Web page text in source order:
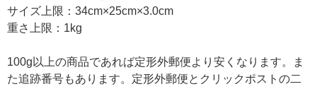
サイズ上限：34cm×25cm×3.0cm
重さ上限：1kg
100g以上の商品であれば定形外郵便より安くなります。ま
た追跡番号もあります。定形外郵便とクリックポストの二